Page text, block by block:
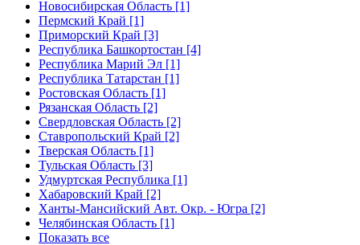
Новосибирская Область [1]
Пермский Край [1]
Приморский Край [3]
Республика Башкортостан [4]
Республика Марий Эл [1]
Республика Татарстан [1]
Ростовская Область [1]
Рязанская Область [2]
Свердловская Область [2]
Ставропольский Край [2]
Тверская Область [1]
Тульская Область [3]
Удмуртская Республика [1]
Хабаровский Край [2]
Ханты-Мансийский Авт. Окр. - Югра [2]
Челябинская Область [1]
Показать все